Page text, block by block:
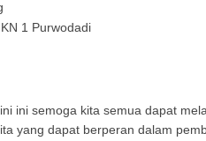
1 Purwodadi
ini semoga kita semua dapat
yang dapat berperan dalam